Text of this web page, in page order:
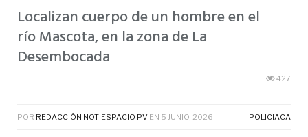
Localizan cuerpo de un hombre en el
río Mascota, en la zona de La
Desembocada
427
POR REDACCIÓN NOTIESPACIO PV EN 5 JUNIO, 2026 POLICIACA